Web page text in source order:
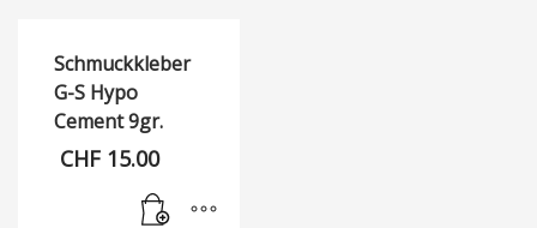
Schmuckkleber
G-S Hypo
Cement 9gr.
CHF 15.00